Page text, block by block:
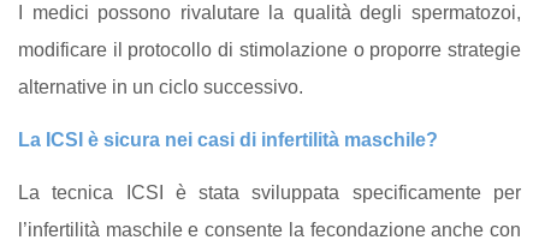
I medici possono rivalutare la qualità degli spermatozoi,
modificare il protocollo di stimolazione o proporre strategie
alternative in un ciclo successivo.
La ICSI è sicura nei casi di infertilità maschile?
La tecnica ICSI è stata sviluppata specificamente per
l’infertilità maschile e consente la fecondazione anche con